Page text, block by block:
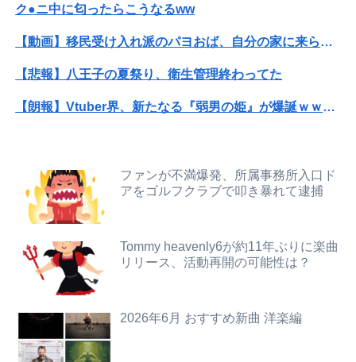
【画像】まんさん「オフ会に呼んだ覚えない人がずっといたので晒すわ」（パシャ）
私「50万円使ったって本当？」監査ママ「来月には絶対返すから…」→約束を信じて待った結果、警察に通報することになり…
高市総理「物価上昇を上回る賃上げを日本に定着させる」⇒ 国家公務員月給3.51％増へ
コメ高値掴みの損切り加速ｗｗｗｗｗｗｗｗｗ
【画像】熊本「はーい、被災者の人はこの、『ドラゴンボールの家』みたいな奴の中で過ごしてねー」
【悲報】ショートスリーパー堀大輔、涙を流す
ク●ニ中に匂ったらこうなるww
ク●ニ中に匂ったらこうなるww
【動画】移民受け入れ派のパヨおば、自分の家に来られたら全力で拒否るｗｗｗｗｗｗｗｗｗｗ
【悲報】八王子の夏祭り、衛生管理終わってた
【朗報】Vtuber界、新たなる『弱男の姫』が爆誕ｗｗｗｗｗｗｗｗｗｗｗ
【衝撃】ジャンポケ斎藤の犯行、生々しすぎて勃起してしまうレベルｗｗｗｗｗ
【衝撃】34歳ニート、『エロ漫画』で人生逆転
彼は私が何かしても、一度も「ありがとう」と言わない
ファンが不満爆発、所属事務所入口ド
アをゴルフクラブで叩き暴れて逮捕
Tommy heavenly6が約11年ぶりに楽曲
リリース、活動再開の可能性は？
2026年6月 おすすめ新曲 洋楽編